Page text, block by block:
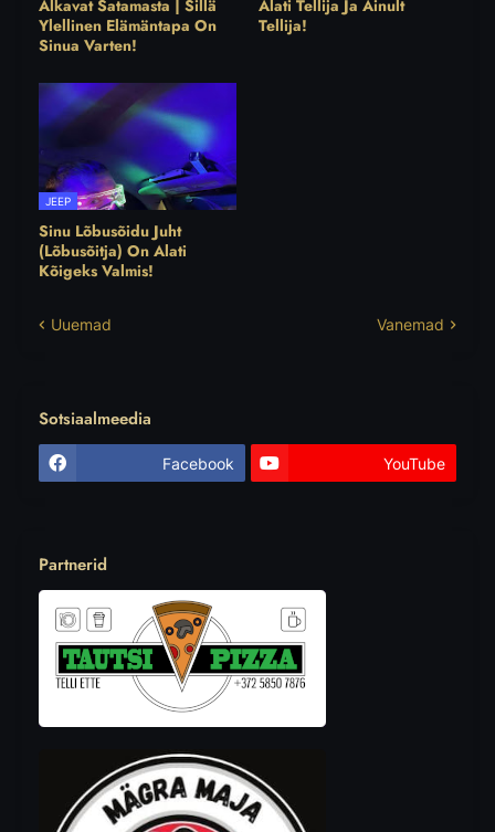
Alkavat Satamasta | Sillä
Ylellinen Elämäntapa On
Sinua Varten!
Alati Tellija Ja Ainult
Tellija!
JEEP
Sinu Lõbusõidu Juht
(Lõbusõitja) On Alati
Kõigeks Valmis!
Uuemad Vanemad
Sotsiaalmeedia
Facebook YouTube
Partnerid